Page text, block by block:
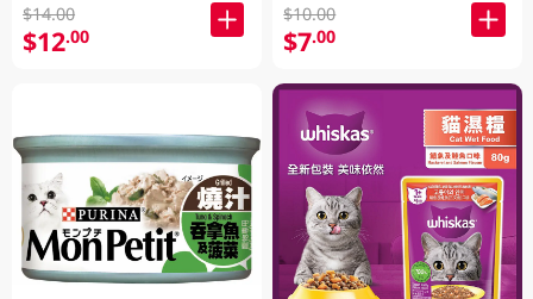
$14.00
$12.00
$10.00
$7.00